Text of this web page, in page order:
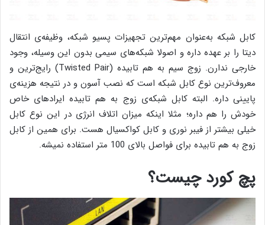
کابل شبکه به‌عنوان مهم‌ترین تجهیزات پسیو شبکه، وظیفه‌ی انتقال
دیتا را بر عهده داره و اصولا شبکه‌های سیمی بدون این وسیله، وجود
خارجی ندارن. زوج سیم به هم تابیده (Twisted Pair) رایج‌ترین و
معروف‌ترین نوع کابل شبکه است که نصب آسون و در نتیجه هزینه‌ی
پایینی داره. البته کابل شبکه‌ی زوج به هم تابیده ایرادهای خاص
خودش را هم داره؛ مثلا اینکه میزان اتلاف انرژی در این نوع کابل
خیلی بیشتر از فیبر نوری و کابل کواکسیال هست. برای همین از کابل
زوج به هم تابیده برای فواصل بالای 100 متر استفاده نمیشه.
پچ کورد چیست؟